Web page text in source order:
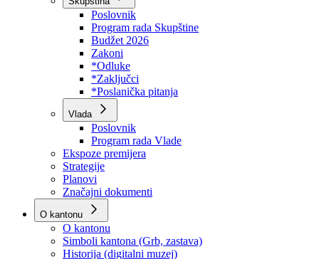
Dokumenti
Skupština
Poslovnik
Program rada Skupštine
Budžet 2026
Zakoni
*Odluke
*Zaključci
*Poslanička pitanja
Vlada
Poslovnik
Program rada Vlade
Ekspoze premijera
Strategije
Planovi
Značajni dokumenti
O kantonu